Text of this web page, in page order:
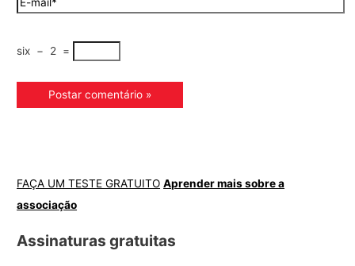
six − 2 =
FAÇA UM TESTE GRATUITO Aprender mais sobre a
associação
Assinaturas gratuitas